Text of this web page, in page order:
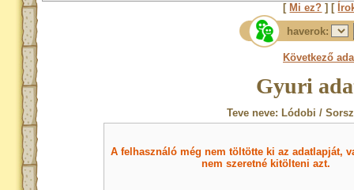
[ Mi ez? ] [
haverok:
Következő
Gyuri
Teve neve: Lódobi /
A felhasználó még nem töltötte ki az adatlapját,
nem szeretné kitölteni azt.